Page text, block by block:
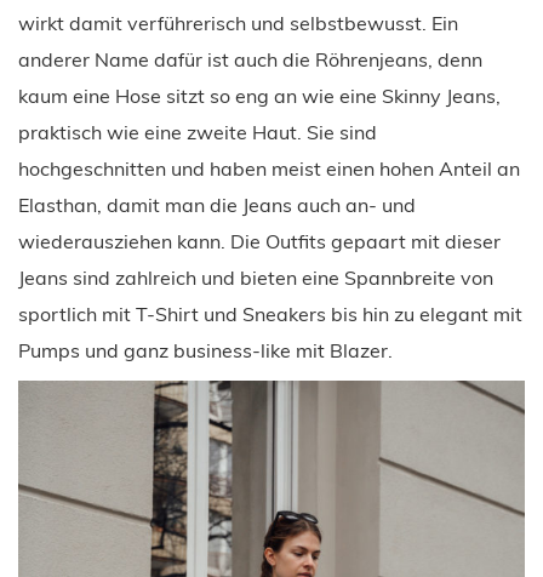
wirkt damit verführerisch und selbstbewusst. Ein
anderer Name dafür ist auch die Röhrenjeans, denn
kaum eine Hose sitzt so eng an wie eine Skinny Jeans,
praktisch wie eine zweite Haut. Sie sind
hochgeschnitten und haben meist einen hohen Anteil an
Elasthan, damit man die Jeans auch an- und
wiederausziehen kann. Die Outfits gepaart mit dieser
Jeans sind zahlreich und bieten eine Spannbreite von
sportlich mit T-Shirt und Sneakers bis hin zu elegant mit
Pumps und ganz business-like mit Blazer.